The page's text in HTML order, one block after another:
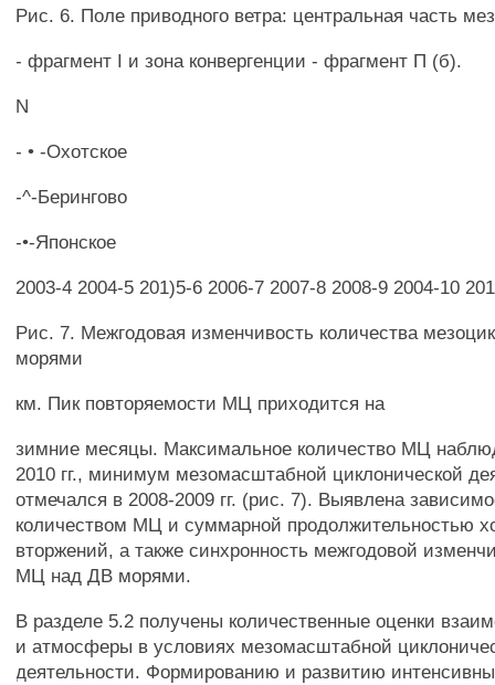
Рис. 6. Поле приводного ветра: центральная часть
- фрагмент I и зона конвергенции - фрагмент П (б).
N
- • -Охотское
-^-Берингово
-•-Японское
2003-4 2004-5 201)5-6 2006-7 2007-8 2008-9 2004-10
Рис. 7. Межгодовая изменчивость количества
морями
км. Пик повторяемости МЦ приходится на
зимние месяцы. Максимальное количество МЦ
2010 гг., минимум мезомасштабной циклонической
отмечался в 2008-2009 гг. (рис. 7). Выявлена
количеством МЦ и суммарной продолжительностью
вторжений, а также синхронность межгодовой
МЦ над ДВ морями.
В разделе 5.2 получены количественные оценки
и атмосферы в условиях мезомасштабной
деятельности. Формированию и развитию